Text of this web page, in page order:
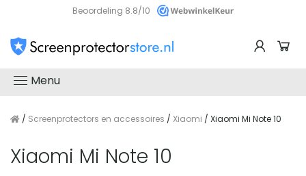
Beoordeling 8.8/10
Menu
/ Screenprotectors en accessoires / Xiaomi / Xiaomi Mi Note 10
Xiaomi Mi Note 10